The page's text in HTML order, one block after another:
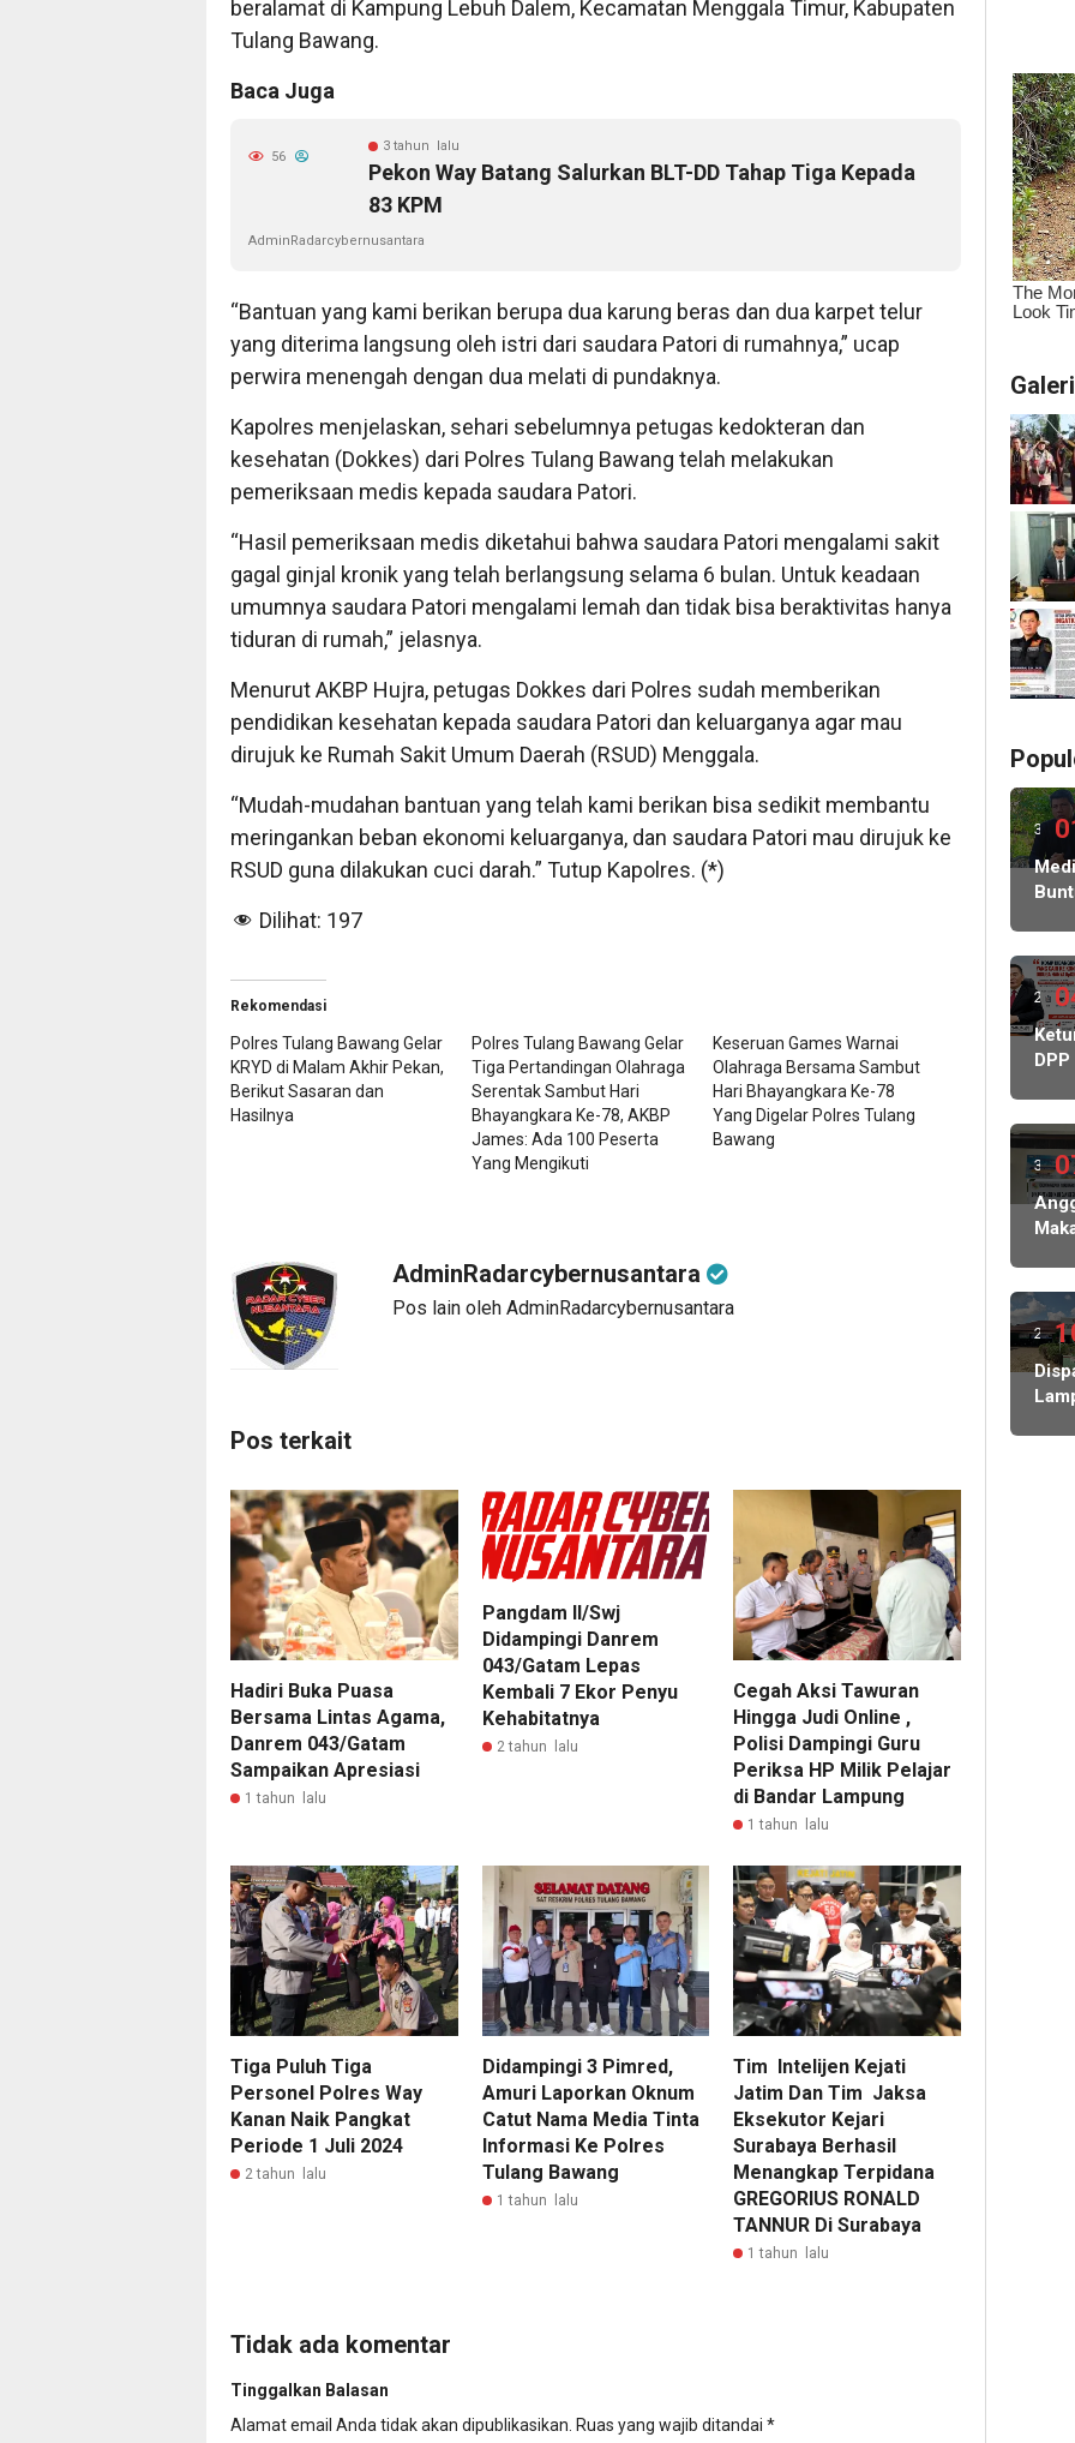
beralamat di Kampung Lebuh Dalem, Kecamatan Menggala Timur, Kabupaten
Tulang Bawang.
Baca Juga
3 tahun lalu
Pekon Way Batang Salurkan BLT-DD Tahap Tiga Kepada
83 KPM
56
AdminRadarcybernusantara
“Bantuan yang kami berikan berupa dua karung beras dan dua karpet telur
yang diterima langsung oleh istri dari saudara Patori di rumahnya,” ucap
perwira menengah dengan dua melati di pundaknya.
Kapolres menjelaskan, sehari sebelumnya petugas kedokteran dan
kesehatan (Dokkes) dari Polres Tulang Bawang telah melakukan
pemeriksaan medis kepada saudara Patori.
“Hasil pemeriksaan medis diketahui bahwa saudara Patori mengalami sakit
gagal ginjal kronik yang telah berlangsung selama 6 bulan. Untuk keadaan
umumnya saudara Patori mengalami lemah dan tidak bisa beraktivitas hanya
tiduran di rumah,” jelasnya.
Menurut AKBP Hujra, petugas Dokkes dari Polres sudah memberikan
pendidikan kesehatan kepada saudara Patori dan keluarganya agar mau
dirujuk ke Rumah Sakit Umum Daerah (RSUD) Menggala.
“Mudah-mudahan bantuan yang telah kami berikan bisa sedikit membantu
meringankan beban ekonomi keluarganya, dan saudara Patori mau dirujuk ke
RSUD guna dilakukan cuci darah.” Tutup Kapolres. (*)
Dilihat: 197
Rekomendasi
Polres Tulang Bawang Gelar
KRYD di Malam Akhir Pekan,
Berikut Sasaran dan
Hasilnya
Polres Tulang Bawang Gelar
Tiga Pertandingan Olahraga
Serentak Sambut Hari
Bhayangkara Ke-78, AKBP
James: Ada 100 Peserta
Yang Mengikuti
Keseruan Games Warnai
Olahraga Bersama Sambut
Hari Bhayangkara Ke-78
Yang Digelar Polres Tulang
Bawang
AdminRadarcybernusantara
Pos lain oleh AdminRadarcybernusantara
Pos terkait
Hadiri Buka Puasa
Bersama Lintas Agama,
Danrem 043/Gatam
Sampaikan Apresiasi
1 tahun lalu
Pangdam II/Swj
Didampingi Danrem
043/Gatam Lepas
Kembali 7 Ekor Penyu
Kehabitatnya
2 tahun lalu
Cegah Aksi Tawuran
Hingga Judi Online ,
Polisi Dampingi Guru
Periksa HP Milik Pelajar
di Bandar Lampung
1 tahun lalu
Tiga Puluh Tiga
Personel Polres Way
Kanan Naik Pangkat
Periode 1 Juli 2024
2 tahun lalu
Didampingi 3 Pimred,
Amuri Laporkan Oknum
Catut Nama Media Tinta
Informasi Ke Polres
Tulang Bawang
1 tahun lalu
Tim Intelijen Kejati
Jatim Dan Tim Jaksa
Eksekutor Kejari
Surabaya Berhasil
Menangkap Terpidana
GREGORIUS RONALD
TANNUR Di Surabaya
1 tahun lalu
Tidak ada komentar
Tinggalkan Balasan
Alamat email Anda tidak akan dipublikasikan. Ruas yang wajib ditandai *
3
lalu
Juta
Ke
2
lalu
DPP
Dana
dan
Buka
3
lalu
Juta
2
lalu